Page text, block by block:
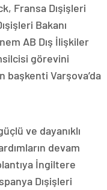
Fransa Dışişleri
Bakanı
AB Dış İlişkiler
görevini
başkenti Varşova’da
ve dayanıklı
devam
İngiltere
Dışişleri